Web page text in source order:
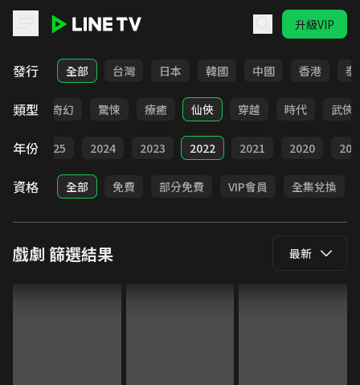
升級VIP
LINE TV - 戲劇
發行 全部 台灣 日本 韓國 中國 香港 泰
類型
BL 奇幻 驚悚 療癒 仙俠 穿越 時代 武俠
年份 2025 2024 2023 2022 2021 2020
資格 全部 免費 部分免費 VIP會員 全集兌換
戲劇 篩選結果 最新